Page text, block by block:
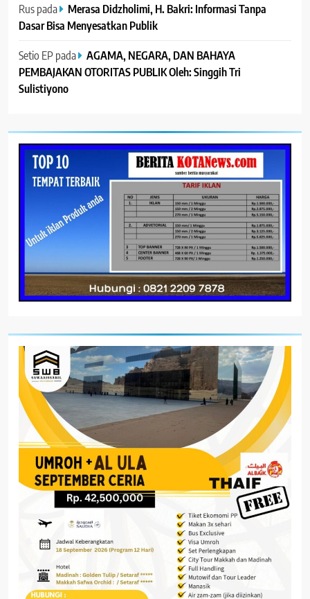
Ruspada
Merasa Didzholimi, H. Bakri: Informasi Tanpa
Dasar Bisa Menyesatkan Publik
Setio EP pada
AGAMA, NEGARA, DAN BAHAYA
PEMBAJAKAN OTORITAS PUBLIK Oleh: Singgih Tri
Sulistiyono